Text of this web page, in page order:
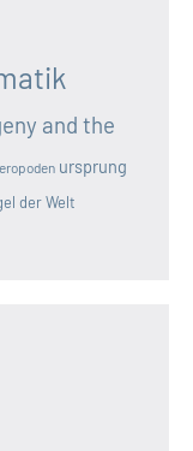
and the
ursprung
der Welt